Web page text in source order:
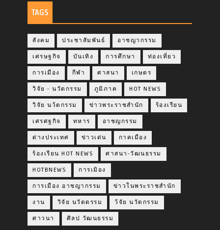
TAGS
สังคม ประชาสัมพันธ์ อาชญากรรม
เศรษฐกิจ บันเทิง การศึกษา ท่องเที่ยว
การเมือง กีฬา ศาสนา เกษตร
วิจัย - นวัตกรรม ภูมิภาค HOT NEWS
วิจัย นว้ตกรรม ข่าวพระราชสำนัก ร้องเรียน
เศรศฐกิจ ทหาร อาชญกรรม
ต่างประเทศ ข่าวเด่น กาคเมือง
ร้องเรียน HOT NEWS ศาสนา-วัฒนธรรม
HOTBNEWS การเมิอง
การเมือง อาชญากรรม ข่าวในพระราชสำนัก
งาน วิจัย นวัตดรรม ว้จัย นวัตกรรม
ศาวนา ศิลป วัฒนธรรม